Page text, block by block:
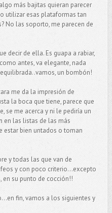
más bajitas quieran parecer
utilizar esas plataformas tan
No las soporto, me parecen de
decir de ella. Es guapa a rabiar,
antes, va elegante, nada
un bombón!
me da la impresión de
la boca que tiene, parece que
se me acerca y ni le pediría un
en las listas de las más
estar bien untados o toman
y todas las que van de
y con poco criterio...excepto
en su punto de cocción!!
fin, vamos a los siguientes y